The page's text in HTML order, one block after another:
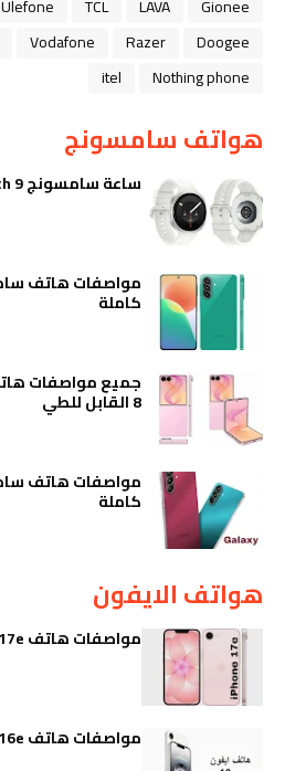
Gionee
LAVA
TCL
Ulefone
Doogee
Razer
Vodafone
Nothing phone
itel
هواتف سامسونج
ساعة سامسونج Galaxy Watch 9 الذكية
كاملة
8 القابل للطي
كاملة
هواتف الايفون
مواصفات هاتف iPhone 17e كاملا
مواصفات هاتف iPhone 16e